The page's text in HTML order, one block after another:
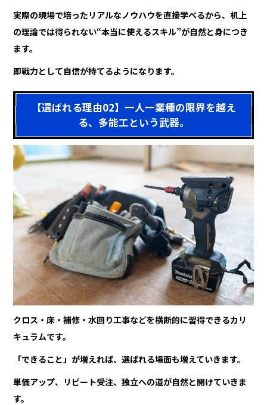
実際の現場で培ったリアルなノウハウを直接学べるから、机上
の理論では得られない“本当に使えるスキル”が自然と身につき
ます。
即戦力として自信が持てるようになります。
【選ばれる理由02】一人一業種の限界を越え
る、多能工という武器。
クロス・床・補修・水回り工事などを横断的に習得できるカリ
キュラムです。
「できること」が増えれば、選ばれる場面も増えていきます。
単価アップ、リピート受注、独立への道が自然と開けていきま
す。